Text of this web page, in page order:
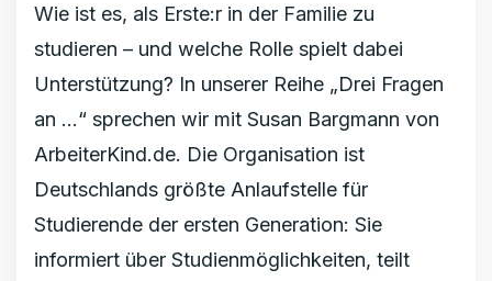
Wie ist es, als Erste:r in der Familie zu
studieren – und welche Rolle spielt dabei
Unterstützung? In unserer Reihe „Drei Fragen
an …“ sprechen wir mit Susan Bargmann von
ArbeiterKind.de. Die Organisation ist
Deutschlands größte Anlaufstelle für
Studierende der ersten Generation: Sie
informiert über Studienmöglichkeiten, teilt